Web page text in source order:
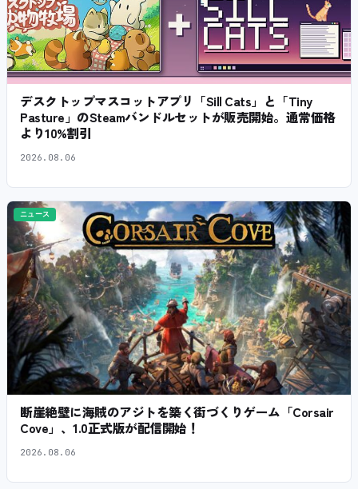
デスクトップマスコットアプリ「Sill Cats」と「Tiny
Pasture」のSteamバンドルセットが販売開始。通常価格
より10%割引
2026.08.06
ニュース
断崖絶壁に海賊のアジトを築く街づくりゲーム「Corsair
Cove」、1.0正式版が配信開始！
2026.08.06